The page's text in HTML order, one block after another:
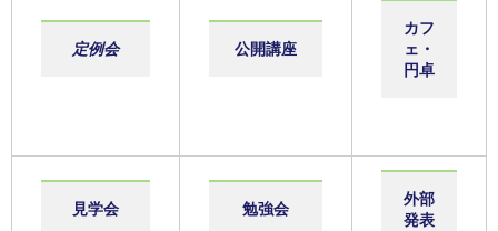
定例会 公開講座
カフ
ェ・
円卓
見学会 勉強会
外部
発表